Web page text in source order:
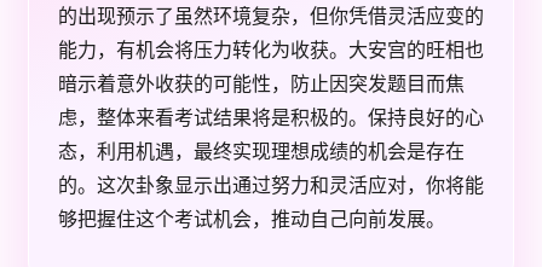
的出现预示了虽然环境复杂，但你凭借灵活应变的
能力，有机会将压力转化为收获。大安宫的旺相也
暗示着意外收获的可能性，防止因突发题目而焦
虑，整体来看考试结果将是积极的。保持良好的心
态，利用机遇，最终实现理想成绩的机会是存在
的。这次卦象显示出通过努力和灵活应对，你将能
够把握住这个考试机会，推动自己向前发展。